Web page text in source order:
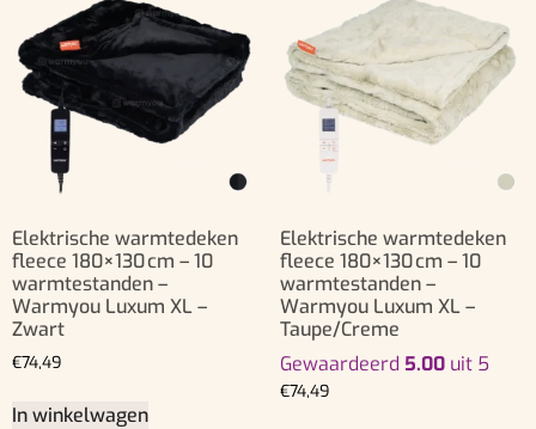
Elektrische warmtedeken
fleece 180×130 cm – 10
warmtestanden –
Warmyou Luxum XL –
Zwart
€74,49
In winkelwagen
Elektrische warmtedeken
fleece 180×130 cm – 10
warmtestanden –
Warmyou Luxum XL –
Taupe/Creme
Gewaardeerd 5.00 uit 5
€74,49